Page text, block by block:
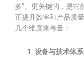
多”。更关键的，是它
正提升效率和产品质
几个维度来考量：
设备与技术体